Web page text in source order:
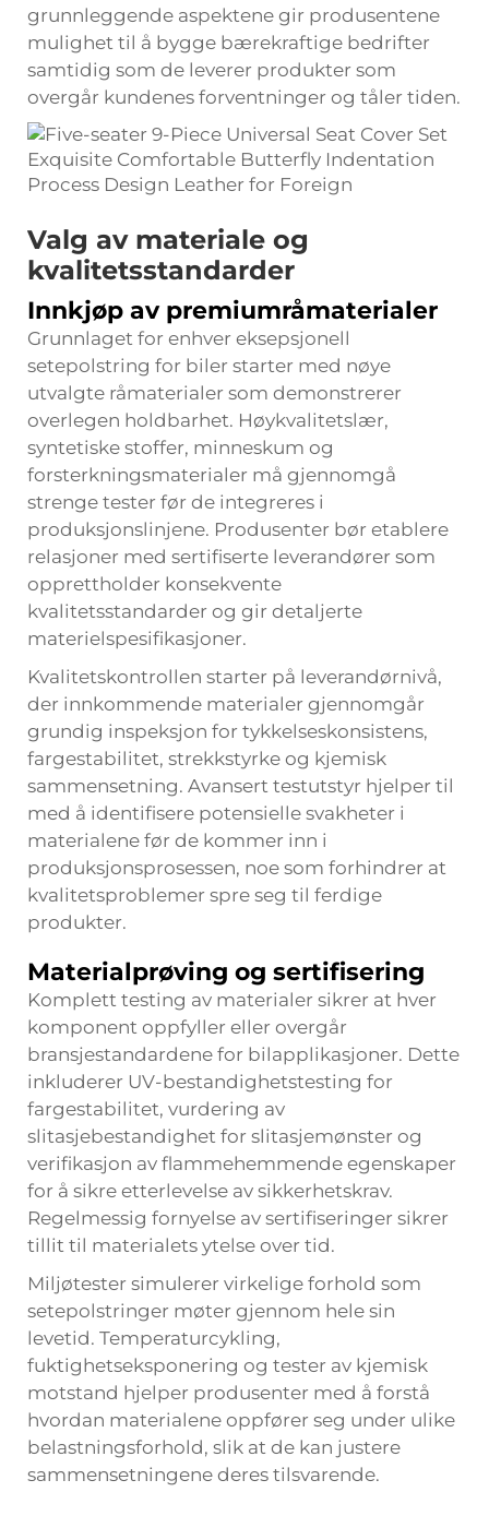
grunnleggende aspektene gir produsentene
mulighet til å bygge bærekraftige bedrifter
samtidig som de leverer produkter som
overgår kundenes forventninger og tåler tiden.
Valg av materiale og
kvalitetsstandarder
Innkjøp av premiumråmaterialer
Grunnlaget for enhver eksepsjonell
setepolstring for biler starter med nøye
utvalgte råmaterialer som demonstrerer
overlegen holdbarhet. Høykvalitetslær,
syntetiske stoffer, minneskum og
forsterkningsmaterialer må gjennomgå
strenge tester før de integreres i
produksjonslinjene. Produsenter bør etablere
relasjoner med sertifiserte leverandører som
opprettholder konsekvente
kvalitetsstandarder og gir detaljerte
materielspesifikasjoner.
Kvalitetskontrollen starter på leverandørnivå,
der innkommende materialer gjennomgår
grundig inspeksjon for tykkelseskonsistens,
fargestabilitet, strekkstyrke og kjemisk
sammensetning. Avansert testutstyr hjelper til
med å identifisere potensielle svakheter i
materialene før de kommer inn i
produksjonsprosessen, noe som forhindrer at
kvalitetsproblemer spre seg til ferdige
produkter.
Materialprøving og sertifisering
Komplett testing av materialer sikrer at hver
komponent oppfyller eller overgår
bransjestandardene for bilapplikasjoner. Dette
inkluderer UV-bestandighetstesting for
fargestabilitet, vurdering av
slitasjebestandighet for slitasjemønster og
verifikasjon av flammehemmende egenskaper
for å sikre etterlevelse av sikkerhetskrav.
Regelmessig fornyelse av sertifiseringer sikrer
tillit til materialets ytelse over tid.
Miljøtester simulerer virkelige forhold som
setepolstringer møter gjennom hele sin
levetid. Temperaturcykling,
fuktighetseksponering og tester av kjemisk
motstand hjelper produsenter med å forstå
hvordan materialene oppfører seg under ulike
belastningsforhold, slik at de kan justere
sammensetningene deres tilsvarende.